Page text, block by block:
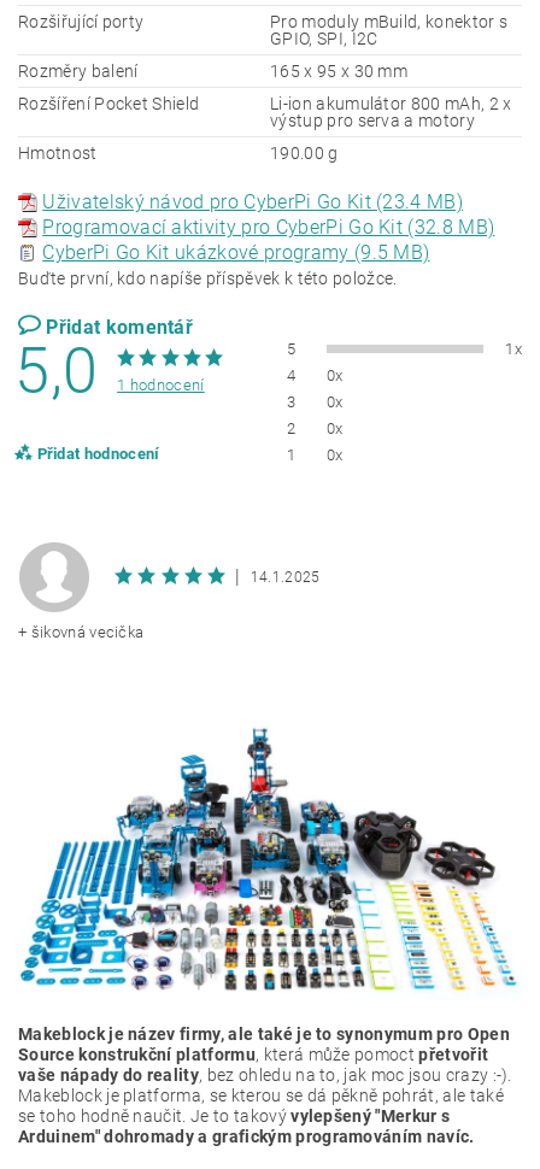
Rozšiřující porty
Pro moduly mBuild, konektor s
GPIO, SPI, I2C
Rozměry balení
165 x 95 x 30 mm
Rozšíření Pocket Shield
Li-ion akumulátor 800 mAh, 2 x
výstup pro serva a motory
Hmotnost
190.00 g
Uživatelský návod pro CyberPi Go Kit (23.4 MB)
Programovací aktivity pro CyberPi Go Kit (32.8 MB)
CyberPi Go Kit ukázkové programy (9.5 MB)
Buďte první, kdo napíše příspěvek k této položce.
Přidat komentář
5,0 1 hodnocení
Přidat hodnocení
5
1x
4
0x
3
0x
2
0x
1
0x
| 14.1.2025
+ šikovná vecička
Makeblock je název firmy, ale také je to synonymum pro Open
Source konstrukční platformu, která může pomoctpřetvořit
vaše nápady do reality, bez ohledu na to, jak moc jsou crazy :-).
Makeblock je platforma, se kterou se dá pěkně pohrát, ale také
se toho hodně naučit. Je to takovývylepšený "Merkur s
Arduinem" dohromady a grafickým programováním navíc.